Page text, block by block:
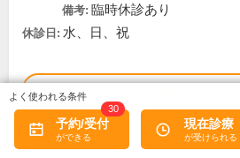
備考: 臨時休診あり
休診日: 水、日、祝
アクセス数※
予約/受付
30
現在診療